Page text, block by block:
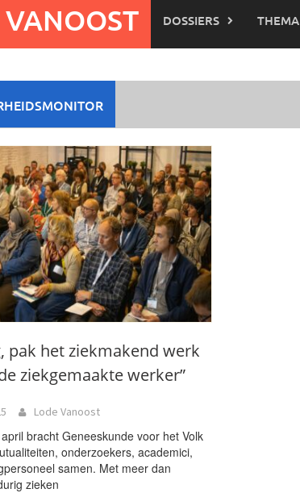
VANOOST DOSSIERS THEMA
pak het ziekmakend werk
ziekgemaakte werker”
Lode Vanoost
bracht Geneeskunde voor het Volk
onderzoekers, academici,
samen. Met meer dan
zieken